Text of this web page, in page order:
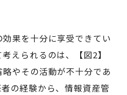
果を十分に享受できてい
えられるのは、【図2】
やその活動が不十分であ
の経験から、情報資産管